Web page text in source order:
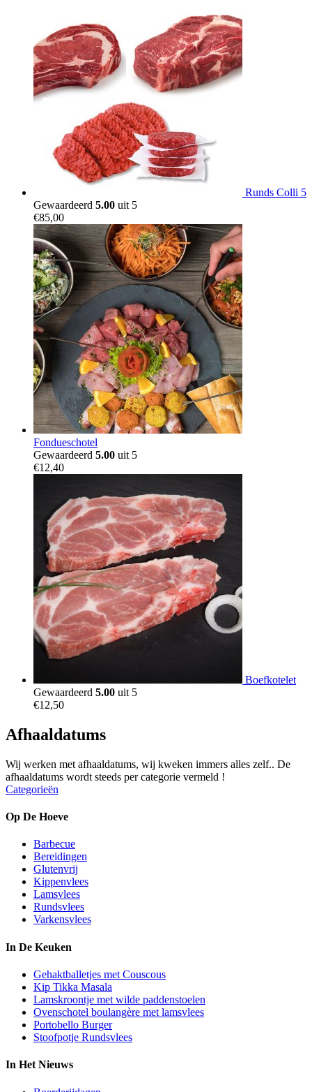
Runds Colli 5
Gewaardeerd 5.00 uit 5
€85,00
Fondueschotel
Gewaardeerd 5.00 uit 5
€12,40
Boefkotelet
Gewaardeerd 5.00 uit 5
€12,50
Afhaaldatums
Wij werken met afhaaldatums, wij kweken immers alles zelf.. De
afhaaldatums wordt steeds per categorie vermeld !
Categorieën
Op De Hoeve
Barbecue
Bereidingen
Glutenvrij
Kippenvlees
Lamsvlees
Rundsvlees
Varkensvlees
In De Keuken
Gehaktballetjes met Couscous
Kip Tikka Masala
Lamskroontje met wilde paddenstoelen
Ovenschotel boulangère met lamsvlees
Portobello Burger
Stoofpotje Rundsvlees
In Het Nieuws